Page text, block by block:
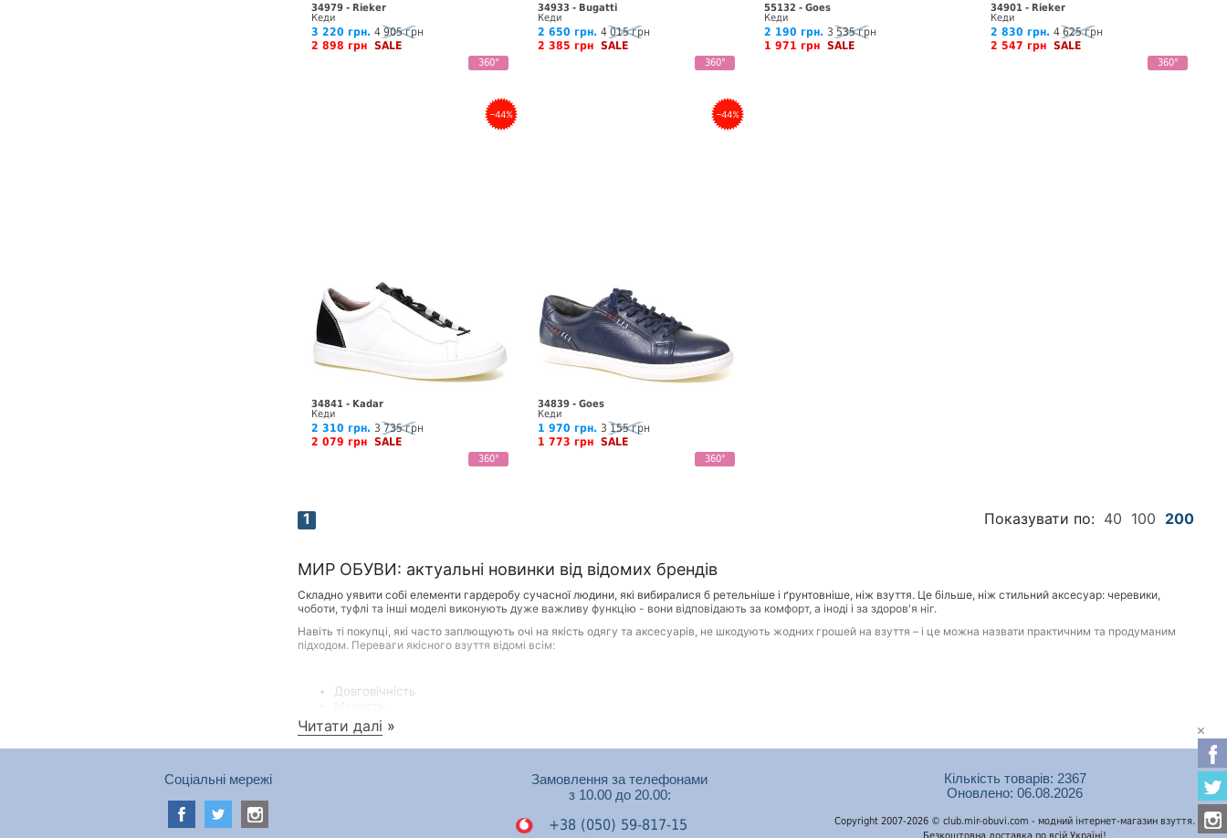
34979 - Rieker
Кеди
3 220 грн. 4 905 грн
2 898 грн SALE
360°
34933 - Bugatti
Кеди
2 650 грн. 4 015 грн
2 385 грн SALE
360°
55132 - Goes
Кеди
2 190 грн. 3 535 грн
1 971 грн SALE
34901 - Rieker
Кеди
2 830 грн. 4 625 грн
2 547 грн SALE
360°
–44%
34841 - Kadar
Кеди
2 310 грн. 3 735 грн
2 079 грн SALE
360°
–44%
34839 - Goes
Кеди
1 970 грн. 3 155 грн
1 773 грн SALE
360°
1 Показувати по: 40 100 200
МИР ОБУВИ: актуальні новинки від відомих брендів
Складно уявити собі елементи гардеробу сучасної людини, які вибиралися б ретельніше і ґрунтовніше, ніж взуття. Це більше, ніж стильний аксесуар: черевики,
чоботи, туфлі та інші моделі виконують дуже важливу функцію - вони відповідають за комфорт, а іноді і за здоров'я ніг.
Навіть ті покупці, які часто заплющують очі на якість одягу та аксесуарів, не шкодують жодних грошей на взуття – і це можна назвати практичним та продуманим
підходом. Переваги якісного взуття відомі всім:
Довговічність
Здатність зберігати акуратний зовнішній вигляд при правильному догляді
Сприятливий вплив на самопочуття, настрій та стан здоров'я людини
Якісні та красиві туфлі, черевики та інші моделі зовсім не обов'язково мають коштувати дорого! Переконатись у цьому можна, переглянувши каталог нашого
інтернет-магазину. У ньому представлені моделі не тільки на будь-який смак, а й на будь-який гаманець.
Читати далі »
Соціальні мережі
Замовлення за телефонами
з 10.00 до 20.00:
+38 (050) 59-817-15
Кількість товарів: 2367
Оновлено: 06.08.2026
Copyright 2007-2026 © club.mir-obuvi.com - модний інтернет-магазин взуття.